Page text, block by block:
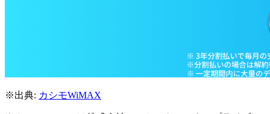
※出典: カシモWiMAX